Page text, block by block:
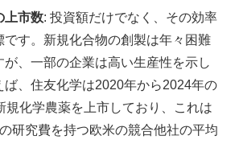
上市数: 投資額だけでなく、その効率
です。新規化合物の創製は年々困難
が、一部の企業は高い生産性を示し
ば、住友化学は2020年から2024年の
規化学農薬を上市しており、これは
研究費を持つ欧米の競合他社の平均